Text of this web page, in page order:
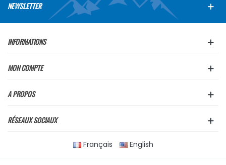
NEWSLETTER
INFORMATIONS
MON COMPTE
A PROPOS
RÉSEAUX SOCIAUX
Français English